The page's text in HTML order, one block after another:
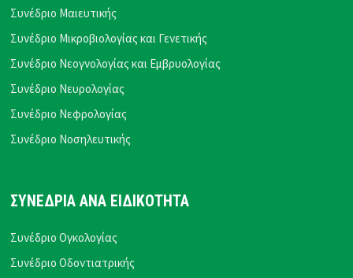
Συνέδριο Μαιευτικής
Συνέδριο Μικροβιολογίας και Γενετικής
Συνέδριο Νεογνολογίας και Εμβρυολογίας
Συνέδριο Νευρολογίας
Συνέδριο Νεφρολογίας
Συνέδριο Νοσηλευτικής
ΣΥΝΕΔΡΙΑ ΑΝΑ ΕΙΔΙΚΟΤΗΤΑ
Συνέδριο Ογκολογίας
Συνέδριο Οδοντιατρικής